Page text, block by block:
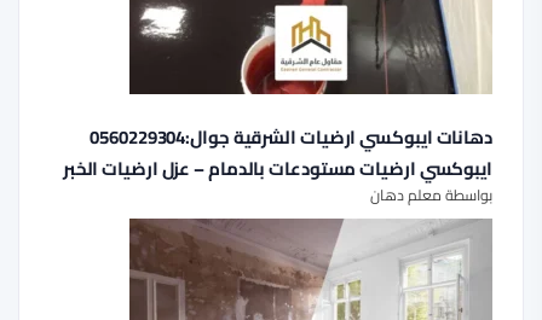
دهانات ايبوكسي ارضيات الشرقية جوال:0560229304
ايبوكسي ارضيات مستودعات بالدمام – عزل ارضيات الخبر
بواسطة معلم دهان